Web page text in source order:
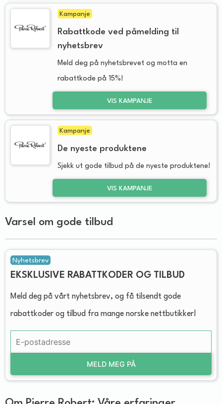
Kampanje
Rabattkode ved påmelding til
nyhetsbrev
Meld deg på nyhetsbrevet og motta en
rabattkode på 15%!
VIS KAMPANJE
Kampanje
De nyeste produktene
Sjekk ut gode tilbud på de nyeste produktene!
VIS KAMPANJE
Varsel om gode tilbud
Nyhetsbrev
EKSKLUSIVE RABATTKODER OG TILBUD
Meld deg på vårt nyhetsbrev, og få tilsendt gode
rabattkoder og tilbud fra mange norske nettbutikker!
MELD MEG PÅ